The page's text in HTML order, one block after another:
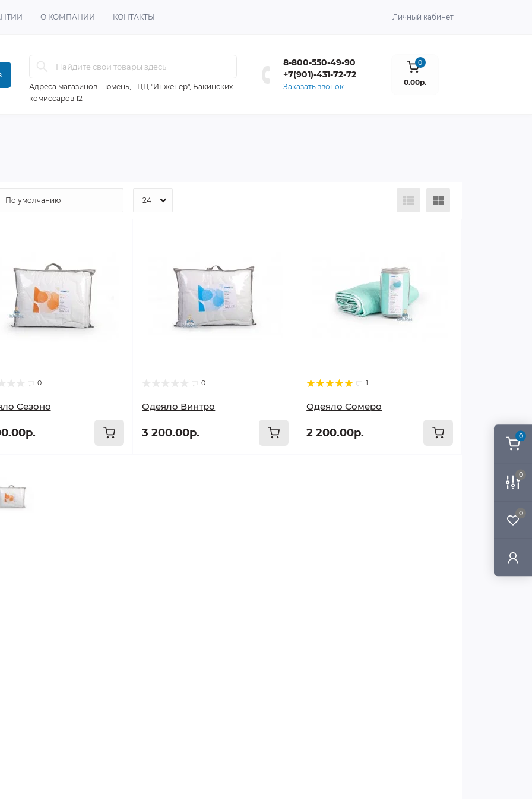
0
0
0
О КОМПАНИИ КОНТАКТЫ Личный кабинет
Адреса магазинов: Тюмень, ТЦЦ "Инженер", Бакинских
комиссаров 12
8-800-550-49-90
+7(901)-431-72-72
Заказать звонок
0
0.00р.
0
Сезоно
0
Одеяло Винтро
3 200.00р.
1
Одеяло Сомеро
2 200.00р.